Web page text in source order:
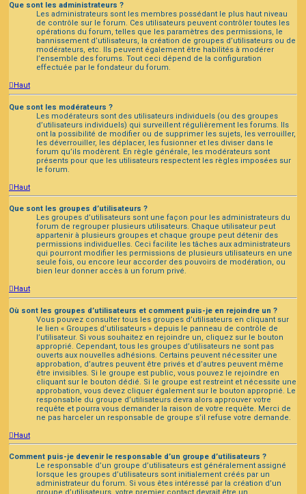
Que sont les administrateurs ?
Les administrateurs sont les membres possédant le plus haut niveau
de contrôle sur le forum. Ces utilisateurs peuvent contrôler toutes les
opérations du forum, telles que les paramètres des permissions, le
bannissement d’utilisateurs, la création de groupes d’utilisateurs ou de
modérateurs, etc. Ils peuvent également être habilités à modérer
l’ensemble des forums. Tout ceci dépend de la configuration
effectuée par le fondateur du forum.
Haut
Que sont les modérateurs ?
Les modérateurs sont des utilisateurs individuels (ou des groupes
d’utilisateurs individuels) qui surveillent régulièrement les forums. Ils
ont la possibilité de modifier ou de supprimer les sujets, les verrouiller,
les déverrouiller, les déplacer, les fusionner et les diviser dans le
forum qu’ils modèrent. En règle générale, les modérateurs sont
présents pour que les utilisateurs respectent les règles imposées sur
le forum.
Haut
Que sont les groupes d’utilisateurs ?
Les groupes d’utilisateurs sont une façon pour les administrateurs du
forum de regrouper plusieurs utilisateurs. Chaque utilisateur peut
appartenir à plusieurs groupes et chaque groupe peut détenir des
permissions individuelles. Ceci facilite les tâches aux administrateurs
qui pourront modifier les permissions de plusieurs utilisateurs en une
seule fois, ou encore leur accorder des pouvoirs de modération, ou
bien leur donner accès à un forum privé.
Haut
Où sont les groupes d’utilisateurs et comment puis-je en rejoindre un ?
Vous pouvez consulter tous les groupes d’utilisateurs en cliquant sur
le lien « Groupes d’utilisateurs » depuis le panneau de contrôle de
l’utilisateur. Si vous souhaitez en rejoindre un, cliquez sur le bouton
approprié. Cependant, tous les groupes d’utilisateurs ne sont pas
ouverts aux nouvelles adhésions. Certains peuvent nécessiter une
approbation, d’autres peuvent être privés et d’autres peuvent même
être invisibles. Si le groupe est public, vous pouvez le rejoindre en
cliquant sur le bouton dédié. Si le groupe est restreint et nécessite une
approbation, vous devez cliquer également sur le bouton approprié. Le
responsable du groupe d’utilisateurs devra alors approuver votre
requête et pourra vous demander la raison de votre requête. Merci de
ne pas harceler un responsable de groupe s’il refuse votre demande.
Haut
Comment puis-je devenir le responsable d’un groupe d’utilisateurs ?
Le responsable d’un groupe d’utilisateurs est généralement assigné
lorsque les groupes d’utilisateurs sont initialement créés par un
administrateur du forum. Si vous êtes intéressé par la création d’un